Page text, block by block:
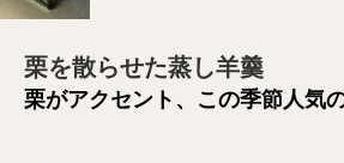
栗を散らせた蒸し羊羹
栗がアクセント、この季節人気